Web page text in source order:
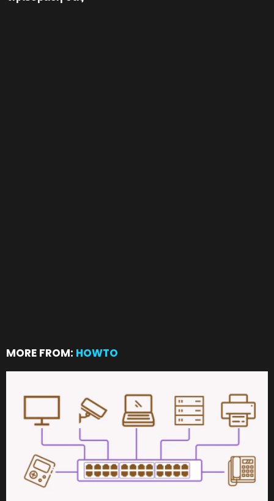
MORE FROM: HOWTO